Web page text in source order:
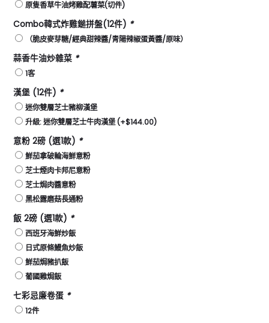
原隻香草牛油烤雞配薯菜(切件)
Combo韓式炸雞鎚拼盤(12件) *
（脆皮麥芽糖/經典甜辣醬/青陽辣椒蛋黃醬/原味）
蒜香牛油炒雜菜 *
1客
漢堡 (12件) *
迷你雙層芝士豬柳漢堡
升級: 迷你雙層芝士牛肉漢堡(+$144.00)
意粉 2磅 (選1款) *
鮮茄拿破輪海鮮意粉
芝士煙肉卡邦尼意粉
芝⼠焗⾁醬意粉
⿊松露磨菇長通粉
飯 2磅 (選1款) *
西班牙海鮮炒飯
日式原條鰻魚炒飯
鮮茄焗豬扒飯
葡國雞焗飯
七彩忌廉卷蛋 *
12件